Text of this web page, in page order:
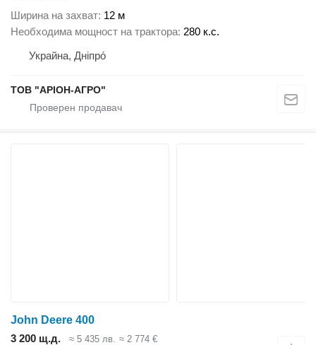
Ширина на захват 12 м
Необходима мощност на трактора 280 к.с.
Украйна, Дніпро́
ТОВ "АРІОН-АГРО"
John Deere 400
3 200 щ.д.
≈ 5 435 лв. ≈ 2 774 €